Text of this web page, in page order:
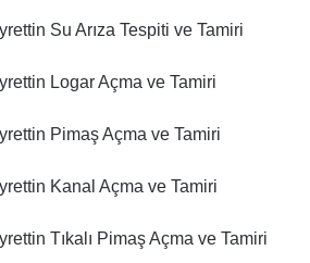
Su Arıza Tespiti ve Tamiri
Logar Açma ve Tamiri
Pimaş Açma ve Tamiri
Kanal Açma ve Tamiri
Tıkalı Pimaş Açma ve Tamiri